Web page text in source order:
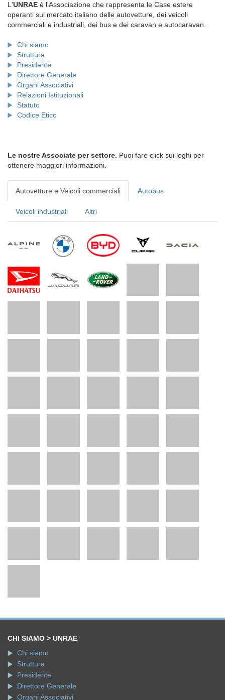
L'UNRAE è l'Associazione che rappresenta le Case estere
operanti sul mercato italiano delle autovetture, dei veicoli
commerciali e industriali, dei bus e dei caravan e autocaravan.
Chi siamo
Struttura
Presidente
Direttore Generale
Organi Associativi
Relazioni Istituzionali
Statuto
Codice Etico
Le nostre Associate per settore. Puoi fare click sui loghi per
ottenere maggiori informazioni.
Autovetture e Veicoli commerciali Autobus
Veicoli industriali Altri
CHI SIAMO > UNRAE
Chi siamo
Struttura
Presidente
Direttore Generale
Organi Associativi